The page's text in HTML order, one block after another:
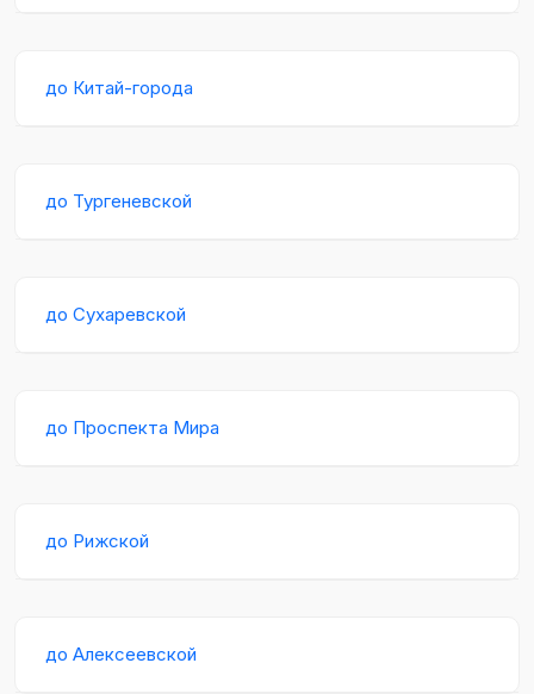
до Китай-города
до Тургеневской
до Сухаревской
до Проспекта Мира
до Рижской
до Алексеевской